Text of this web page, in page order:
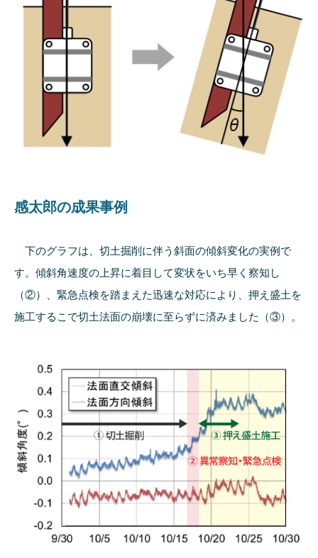
感太郎の成果事例
下のグラフは、切土掘削に伴う斜面の傾斜変化の実例で
す。傾斜角速度の上昇に着目して変状をいち早く察知し
（②）、緊急点検を踏まえた迅速な対応により、押え盛土を
施工するこで切土法面の崩壊に至らずに済みました（③）。